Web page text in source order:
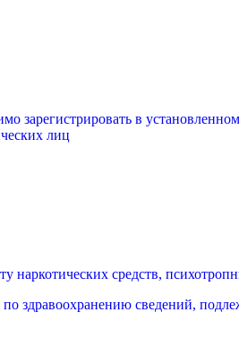
в
лиц
наркотических средств,
здравоохранению сведений,